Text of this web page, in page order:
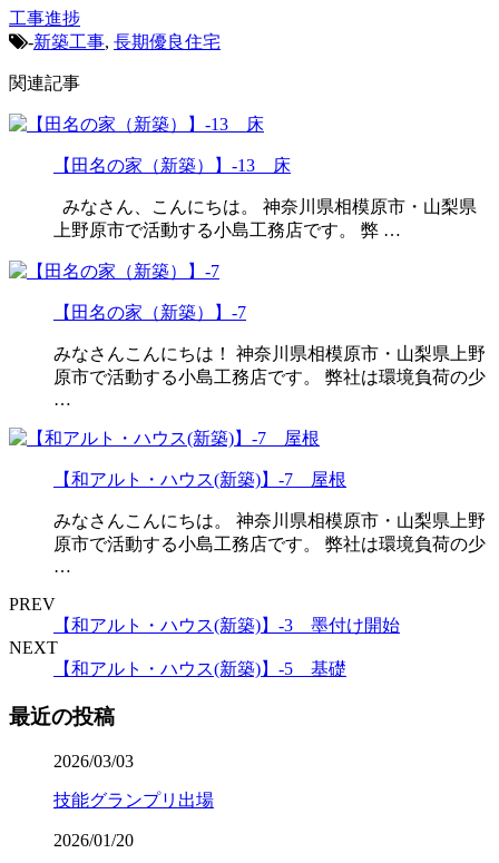
工事進捗
-新築工事, 長期優良住宅
関連記事
【田名の家（新築）】-13 床
みなさん、こんにちは。 神奈川県相模原市・山梨県
上野原市で活動する小島工務店です。 弊 …
【田名の家（新築）】-7
みなさんこんにちは！ 神奈川県相模原市・山梨県上野
原市で活動する小島工務店です。 弊社は環境負荷の少
…
【和アルト・ハウス(新築)】-7 屋根
みなさんこんにちは。 神奈川県相模原市・山梨県上野
原市で活動する小島工務店です。 弊社は環境負荷の少
…
PREV
【和アルト・ハウス(新築)】-3 墨付け開始
NEXT
【和アルト・ハウス(新築)】-5 基礎
最近の投稿
2026/03/03
技能グランプリ出場
2026/01/20